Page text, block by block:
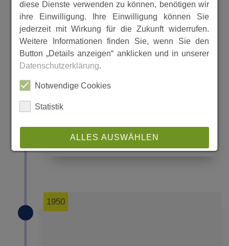
Texte und Objekte: von Karl-Werner
MEHR
1950
diese Dienste verwenden zu können, benötigen wir
ihre Einwilligung. Ihre Einwilligung können Sie
jederzeit mit Wirkung für die Zukunft widerrufen.
Weitere Informationen finden Sie, wenn Sie den
Button „Details anzeigen“ anklicken und in unserer
Datenschutzerklärung.
Notwendige Cookies
Statistik
ALLES AUSWÄHLEN